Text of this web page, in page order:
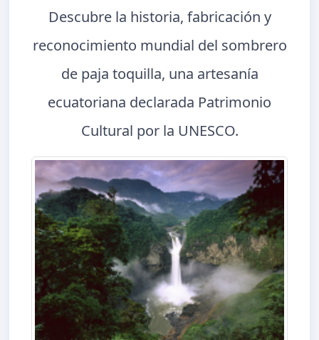
Descubre la historia, fabricación y
reconocimiento mundial del sombrero
de paja toquilla, una artesanía
ecuatoriana declarada Patrimonio
Cultural por la UNESCO.